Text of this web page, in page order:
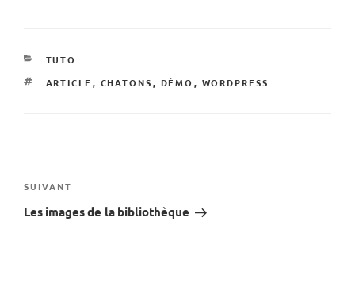
CATÉGORIES
TUTO
ÉTIQUETTES
ARTICLE , CHATONS, DÉMO , WORDPRESS
de
l’article
Article
suivant
SUIVANT
Les images de la bibliothèque